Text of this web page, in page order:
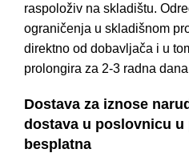
raspoloživ na skladištu.
ograničenja u skladišnom
direktno od dobavljača i u
prolongira za 2-3 radna
Dostava za iznose
dostava u poslovnicu
besplatna